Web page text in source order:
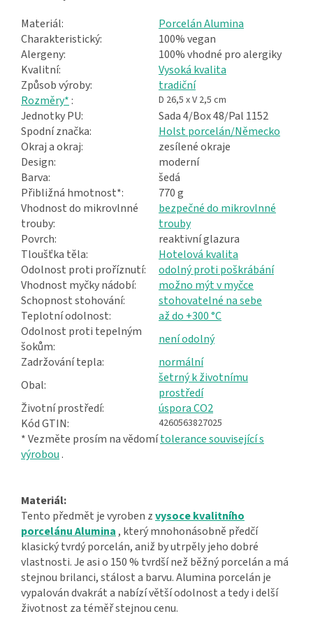
Materiál:
Porcelán Alumina
Charakteristický:
100% vegan
Alergeny:
100% vhodné pro alergiky
Kvalitní:
Vysoká kvalita
Způsob výroby:
tradiční
Rozměry* : D 26,5 x V 2,5 cm
Jednotky PU:
Sada 4/Box 48/Pal 1152
Spodní značka:
Holst porcelán/Německo
Okraj a okraj:
zesílené okraje
Design:
moderní
Barva:
šedá
Přibližná hmotnost*:
770 g
Vhodnost do mikrovlnné
trouby:
bezpečné do mikrovlnné
trouby
Povrch:
reaktivní glazura
Tloušťka těla:
Hotelová kvalita
Odolnost proti proříznutí:
odolný proti poškrábání
Vhodnost myčky nádobí:
možno mýt v myčce
Schopnost stohování:
stohovatelné na sebe
Teplotní odolnost:
až do +300 °C
Odolnost proti tepelným
šokům:
není odolný
Zadržování tepla:
normální
Obal:
šetrný k životnímu
prostředí
Životní prostředí:
úspora CO2
Kód GTIN:
4260563827025
* Vezměte prosím na vědomítolerance související s
výrobou .
Materiál:
Tento předmět je vyroben zvysoce kvalitního
porcelánu Alumina , který mnohonásobně předčí
klasický tvrdý porcelán, aniž by utrpěly jeho dobré
vlastnosti. Je asi o 150 % tvrdší než běžný porcelán a má
stejnou brilanci, stálost a barvu. Alumina porcelán je
vypalován dvakrát a nabízí větší odolnost a tedy i delší
životnost za téměř stejnou cenu.